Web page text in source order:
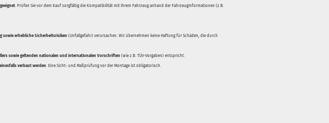
. Prüfen Sie vor dem Kauf sorgfältig die Kompatibilität mit Ihrem Fahrzeug anhand der Fahrzeuginformationen (z.B.
sowie erhebliche Sicherheitsrisiken (Unfallgefahr) verursachen. Wir übernehmen keine Haftung für Schäden, die durch
sowie geltenden nationalen und internationalen Vorschriften (wie z.B. TÜV-Vorgaben) entspricht.
verbaut werden. Eine Sicht- und Maßprüfung vor der Montage ist obligatorisch.